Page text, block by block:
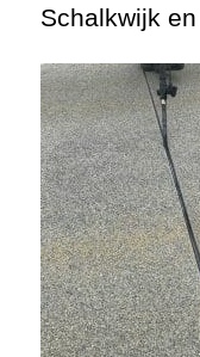
Schalkwijk